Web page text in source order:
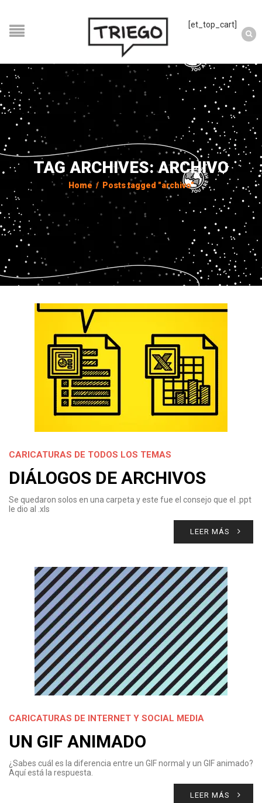
[et_top_cart]
TAG ARCHIVES: ARCHIVO
Home / Posts tagged "archivo"
CARICATURAS DE TODOS LOS TEMAS
DIÁLOGOS DE ARCHIVOS
Se quedaron solos en una carpeta y este fue el consejo que el .ppt
le dio al .xls
LEER MÁS
CARICATURAS DE INTERNET Y SOCIAL MEDIA
UN GIF ANIMADO
¿Sabes cuál es la diferencia entre un GIF normal y un GIF animado?
Aquí está la respuesta.
LEER MÁS